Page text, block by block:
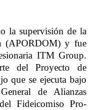
la supervisión de la
(APORDOM) y fue
ITM Group.
del Proyecto de
que se ejecuta bajo
de Alianzas
Fideicomiso Pro-